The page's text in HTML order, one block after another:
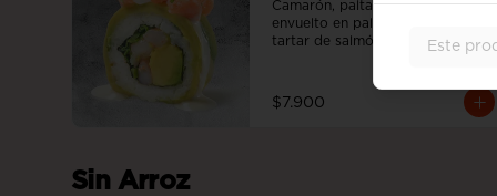
Camarón, palta y ciboulette,
envuelto en palta, cubierto en
tartar de salmón con nuestra
$7.900
Sin Arroz
Este